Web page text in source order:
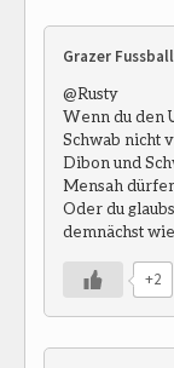
Grazer
@Rusty
Wenn du den
Schwab nicht
Dibon und
Mensah
Oder du
demnächst
+2